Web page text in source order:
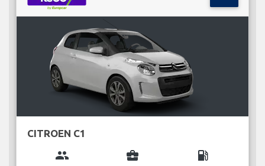
CITROEN C1
group business_center local_gas_station